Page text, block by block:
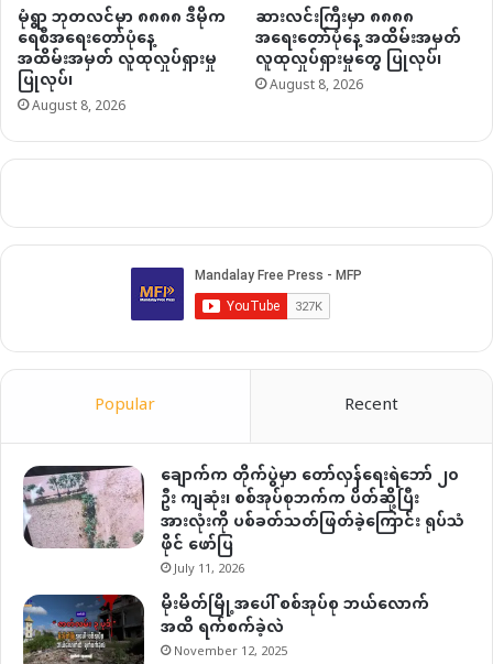
မုံရွာ ဘုတလင်မှာ ၈၈၈၈ ဒီမိုက
ရေစီအရေးတော်ပုံနေ့
အထိမ်းအမှတ် လူထုလှုပ်ရှားမှု
ပြုလုပ်၊
August 8, 2026
ဆားလင်းကြီးမှာ ၈၈၈၈
အရေးတော်ပုံနေ့ အထိမ်းအမှတ်
လူထုလှုပ်ရှားမှုတွေ ပြုလုပ်၊
August 8, 2026
Popular Recent
ချောက်က တိုက်ပွဲမှာ တော်လှန်ရေးရဲဘော် ၂၀
ဦး ကျဆုံး၊ စစ်အုပ်စုဘက်က ပိတ်ဆို့ပြီး
အားလုံးကို ပစ်ခတ်သတ်ဖြတ်ခဲ့ကြောင်း ရုပ်သံ
ဖိုင် ဖော်ပြ
July 11, 2026
မိုးမိတ်မြို့အပေါ် စစ်အုပ်စု ဘယ်လောက်
အထိ ရက်စက်ခဲ့လဲ
November 12, 2025